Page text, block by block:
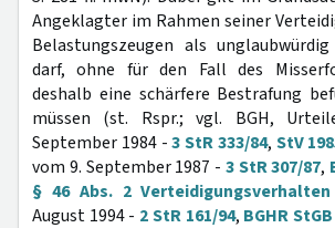
Angeklagter im Rahmen seiner
Belastungszeugen als
darf, ohne für den Fall des
deshalb eine schärfere Bestrafung
müssen (st. Rspr.; vgl. BGH,
September 1984 -3 StR 333/84, StV
vom 9. September 1987 - 3 StR 307/87,
§ 46 Abs. 2
August 1994 - 2 StR 161/94, BGHR